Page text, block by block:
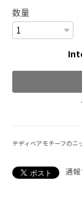
数量
テディベアモチーフのニ
通報